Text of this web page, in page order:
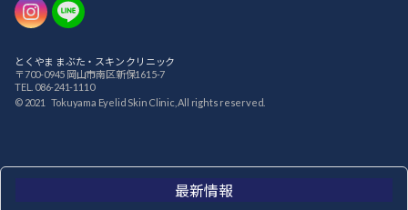
Instagram
LINE
とくやま まぶた・スキン クリニック
〒700-0945 岡山市南区新保1615-7
TEL. 086-241-1110
© 2021 Tokuyama Eyelid Skin Clinic, All rights reserved.
最新情報